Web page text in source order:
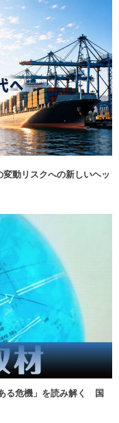
動リスクへの新しいヘッ
る危機」を読み解く 国